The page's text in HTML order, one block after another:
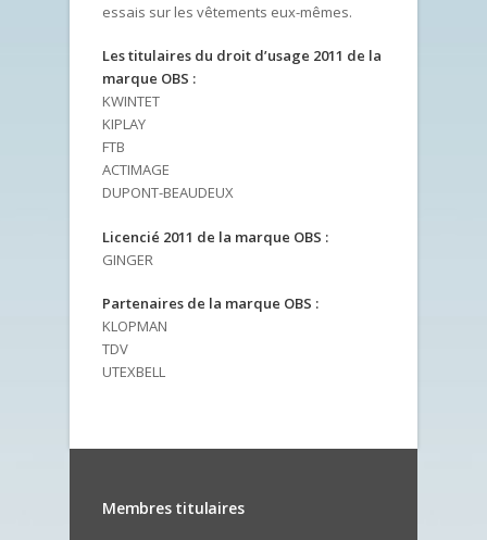
essais sur les vêtements eux-mêmes.
Les titulaires du droit d’usage 2011 de la
marque OBS :
KWINTET
KIPLAY
FTB
ACTIMAGE
DUPONT-BEAUDEUX
Licencié 2011 de la marque OBS :
GINGER
Partenaires de la marque OBS :
KLOPMAN
TDV
UTEXBELL
Membres titulaires